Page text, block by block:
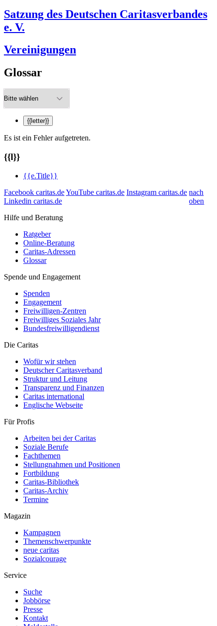
Satzung des Deutschen Caritasverbandes
e. V.
Vereinigungen
Glossar
{{letter}}
Es ist ein Fehler aufgetreten.
{{l}}
{{e.Title}}
Facebook caritas.deYouTube caritas.de Instagram caritas.de
Linkedin caritas.de
nach
oben
Hilfe und Beratung
Ratgeber
Online-Beratung
Caritas-Adressen
Glossar
Spende und Engagement
Spenden
Engagement
Freiwilligen-Zentren
Freiwilliges Soziales Jahr
Bundesfreiwilligendienst
Die Caritas
Wofür wir stehen
Deutscher Caritasverband
Struktur und Leitung
Transparenz und Finanzen
Caritas international
Englische Webseite
Für Profis
Arbeiten bei der Caritas
Soziale Berufe
Fachthemen
Stellungnahmen und Positionen
Fortbildung
Caritas-Bibliothek
Caritas-Archiv
Termine
Magazin
Kampagnen
Themenschwerpunkte
neue caritas
Sozialcourage
Service
Suche
Jobbörse
Presse
Kontakt